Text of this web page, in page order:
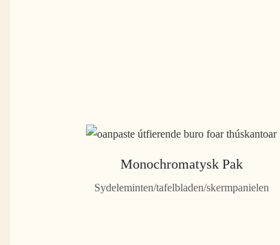
Monochromatysk Pak
Sydeleminten/tafelbladen/skermpanielen